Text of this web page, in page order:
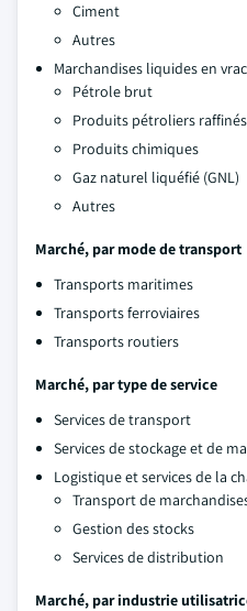
Ciment
Autres
Marchandises liquides en vrac
Pétrole brut
Produits pétroliers raffinés
Produits chimiques
Gaz naturel liquéfié (GNL)
Autres
Marché, par mode de transport
Transports maritimes
Transports ferroviaires
Transports routiers
Marché, par type de service
Services de transport
Services de stockage et de
Logistique et services de la
Transport de
Gestion des stocks
Services de distribution
Marché, par industrie